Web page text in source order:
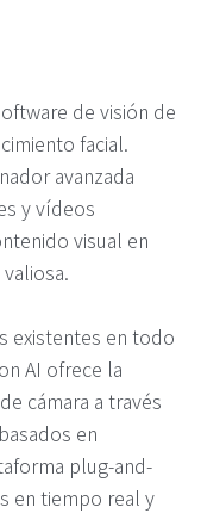
de visión de
facial.
avanzada
y vídeos
visual en
existentes en todo
AI ofrece la
cámara a través
​​en
plug-and-
en tiempo real y